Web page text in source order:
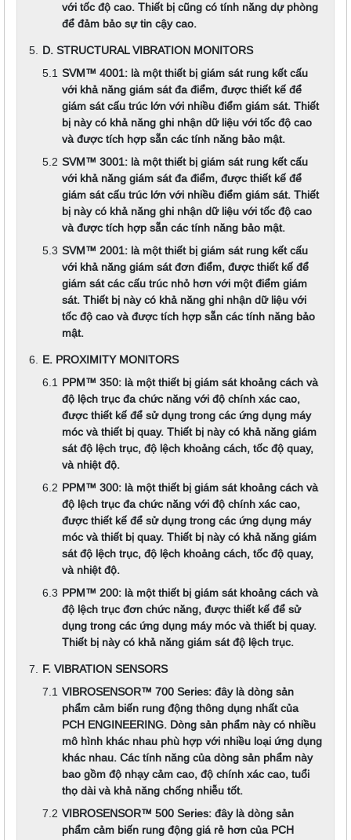
với tốc độ cao. Thiết bị cũng có tính năng dự phòng
để đảm bảo sự tin cậy cao.
D. STRUCTURAL VIBRATION MONITORS
SVM™️ 4001: là một thiết bị giám sát rung kết cấu
với khả năng giám sát đa điểm, được thiết kế để
giám sát cấu trúc lớn với nhiều điểm giám sát. Thiết
bị này có khả năng ghi nhận dữ liệu với tốc độ cao
và được tích hợp sẵn các tính năng bảo mật.
SVM™️ 3001: là một thiết bị giám sát rung kết cấu
với khả năng giám sát đa điểm, được thiết kế để
giám sát cấu trúc lớn với nhiều điểm giám sát. Thiết
bị này có khả năng ghi nhận dữ liệu với tốc độ cao
và được tích hợp sẵn các tính năng bảo mật.
SVM™️ 2001: là một thiết bị giám sát rung kết cấu
với khả năng giám sát đơn điểm, được thiết kế để
giám sát các cấu trúc nhỏ hơn với một điểm giám
sát. Thiết bị này có khả năng ghi nhận dữ liệu với
tốc độ cao và được tích hợp sẵn các tính năng bảo
mật.
E. PROXIMITY MONITORS
PPM™️ 350: là một thiết bị giám sát khoảng cách và
độ lệch trục đa chức năng với độ chính xác cao,
được thiết kế để sử dụng trong các ứng dụng máy
móc và thiết bị quay. Thiết bị này có khả năng giám
sát độ lệch trục, độ lệch khoảng cách, tốc độ quay,
và nhiệt độ.
PPM™️ 300: là một thiết bị giám sát khoảng cách và
độ lệch trục đa chức năng với độ chính xác cao,
được thiết kế để sử dụng trong các ứng dụng máy
móc và thiết bị quay. Thiết bị này có khả năng giám
sát độ lệch trục, độ lệch khoảng cách, tốc độ quay,
và nhiệt độ.
PPM™️ 200: là một thiết bị giám sát khoảng cách và
độ lệch trục đơn chức năng, được thiết kế để sử
dụng trong các ứng dụng máy móc và thiết bị quay.
Thiết bị này có khả năng giám sát độ lệch trục.
F. VIBRATION SENSORS
VIBROSENSOR™️ 700 Series: đây là dòng sản
phẩm cảm biến rung động thông dụng nhất của
PCH ENGINEERING. Dòng sản phẩm này có nhiều
mô hình khác nhau phù hợp với nhiều loại ứng dụng
khác nhau. Các tính năng của dòng sản phẩm này
bao gồm độ nhạy cảm cao, độ chính xác cao, tuổi
thọ dài và khả năng chống nhiễu tốt.
VIBROSENSOR™️ 500 Series: đây là dòng sản
phẩm cảm biến rung động giá rẻ hơn của PCH